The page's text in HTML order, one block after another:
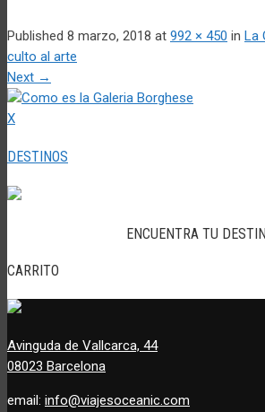
Published 8 marzo, 2018 at 992 × 450 in La
culto al arte
Next →
X
DESTINOS
ENCUENTRA TU
CARRITO
Avinguda de Vallcarca, 44
08023 Barcelona
email: info@viajesoceanic.com